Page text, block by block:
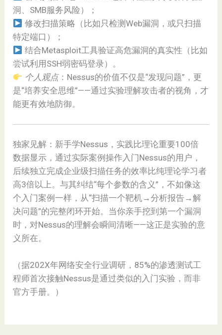
洞、SMB服务风险）；
修改扫描策略（比如只检测Web漏洞，或只扫描
特定端口）；
结合Metasploit工具验证高危漏洞的真实性（比如
尝试利用SSH弱密码登录）。
个人观点：Nessus的价值不仅是“发现问题”，更
是“培养安全思维”——通过实验理解攻击者的视角，才
能更有效地防御。
独家见解：新手学Nessus，实践比理论重要100倍
数据显示，通过实际案例操作入门Nessus的用户，
后续独立完成企业级扫描任务的效率比纯理论学习者
高3倍以上。与其纠结“每个参数的含义”，不如像这
个入门案例一样，从“扫描一个靶机→分析报告→解
决问题”的完整闭环开始。当你亲手挖到第一个漏洞
时，对Nessus的理解会瞬间清晰——这正是实验的意
义所在。
（据202X年网络安全行业调研，85%的渗透测试工
程师首次接触Nessus是通过类似的入门实验，而非
官方手册。）